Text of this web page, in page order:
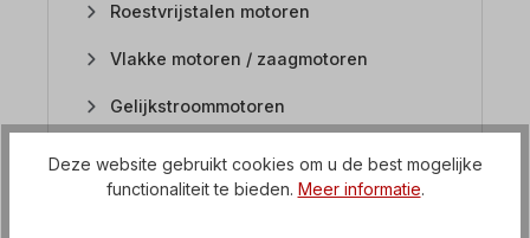
Roestvrijstalen motoren
Vlakke motoren / zaagmotoren
Gelijkstroommotoren
FAQ Motorreductoren
Deze website gebruikt cookies om u de best mogelijke
functionaliteit te bieden. Meer informatie.